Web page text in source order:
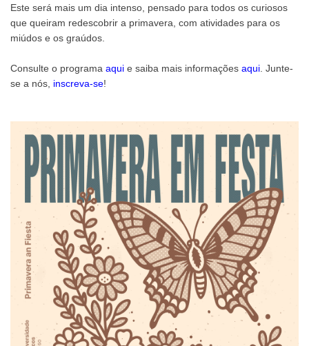
Este será mais um dia intenso, pensado para todos os curiosos
que queiram redescobrir a primavera, com atividades para os
miúdos e os graúdos.
Consulte o programa aqui e saiba mais informações aqui . Junte-
se a nós, inscreva-se!